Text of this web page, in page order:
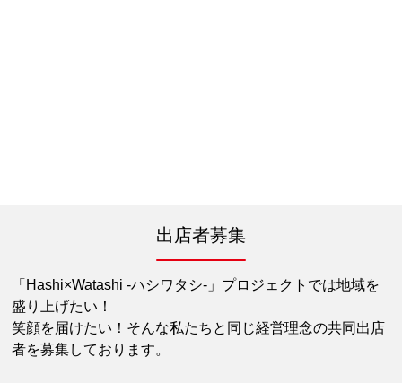
出店者募集
「Hashi×Watashi -ハシワタシ-」プロジェクトでは地域を
盛り上げたい！
笑顔を届けたい！そんな私たちと同じ経営理念の共同出店
者を募集しております。